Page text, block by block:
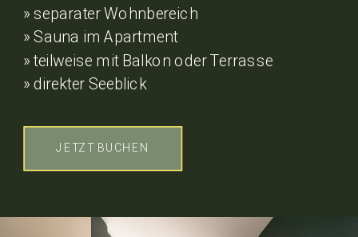
» separater Wohnbereich
» Sauna im Apartment
» teilweise mit Balkon oder Terrasse
» direkter Seeblick
JETZT BUCHEN